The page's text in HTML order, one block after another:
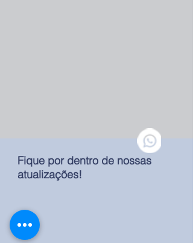
Fique por dentro de nossas
atualizações!